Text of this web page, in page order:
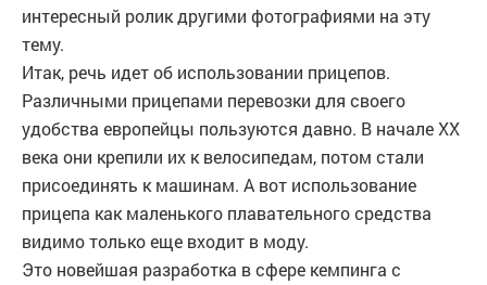
интересный ролик другими фотографиями на эту
тему.
Итак, речь идет об использовании прицепов.
Различными прицепами перевозки для своего
удобства европейцы пользуются давно. В начале XX
века они крепили их к велосипедам, потом стали
присоединять к машинам. А вот использование
прицепа как маленького плавательного средства
видимо только еще входит в моду.
Это новейшая разработка в сфере кемпинга с